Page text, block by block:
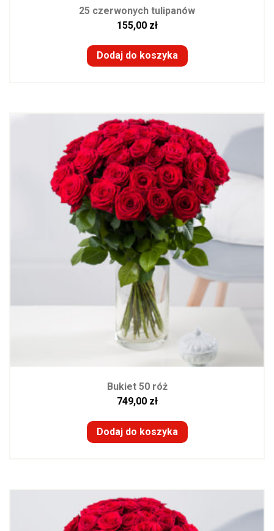
25 czerwonych tulipanów
155,00 zł
Dodaj do koszyka
Bukiet 50 róż
749,00 zł
Dodaj do koszyka